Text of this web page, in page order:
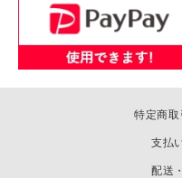
特定商
支払
配送